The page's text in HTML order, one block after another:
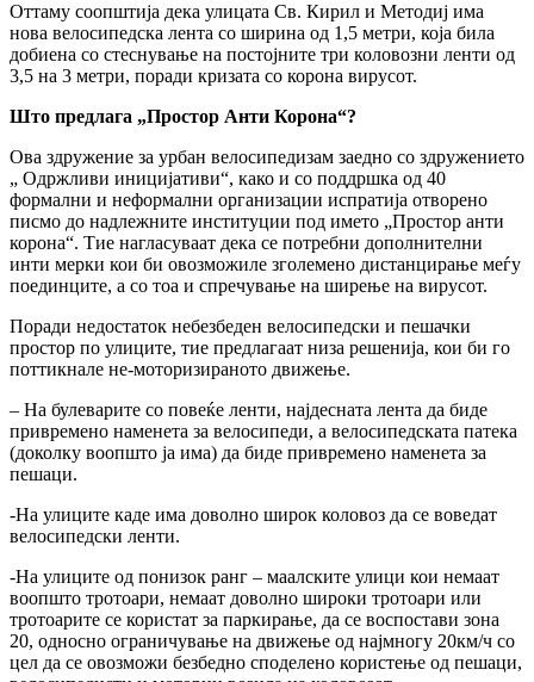
Оттаму соопштија дека улицата Св. Кирил и Методиј има
нова велосипедска лента со ширина од 1,5 метри, која била
добиена со стеснување на постојните три коловозни ленти од
3,5 на 3 метри, поради кризата со корона вирусот.
Што предлага „Простор Анти Корона“?
Ова здружение за урбан велосипедизам заедно со здружението
„ Одржливи иницијативи“, како и со поддршка од 40
формални и неформални организации испратија отворено
писмо до надлежните институции под името „Простор анти
корона“. Тие нагласуваат дека се потребни дополнителни
инти мерки кои би овозможиле зголемено дистанцирање меѓу
поединците, а со тоа и спречување на ширење на вирусот.
Поради недостаток небезбеден велосипедски и пешачки
простор по улиците, тие предлагаат низа решенија, кои би го
поттикнале не-моторизираното движење.
– На булеварите со повеќе ленти, најдесната лента да биде
привремено наменета за велосипеди, а велосипедската патека
(доколку воопшто ја има) да биде привремено наменета за
пешаци.
-На улиците каде има доволно широк коловоз да се воведат
велосипедски ленти.
-На улиците од понизок ранг – маалските улици кои немаат
воопшто тротоари, немаат доволно широки тротоари или
тротоарите се користат за паркирање, да се воспостави зона
20, односно ограничување на движење од најмногу 20км/ч со
цел да се овозможи безбедно споделено користење од пешаци,